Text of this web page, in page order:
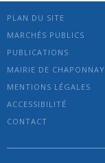
PLAN DU SITE
MARCHÉS PUBLICS
PUBLICATIONS
MAIRIE DE CHAPONNAY
MENTIONS LÉGALES
ACCESSIBILITÉ
CONTACT